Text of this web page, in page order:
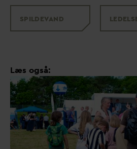
SPILDEVAND
Læs også: